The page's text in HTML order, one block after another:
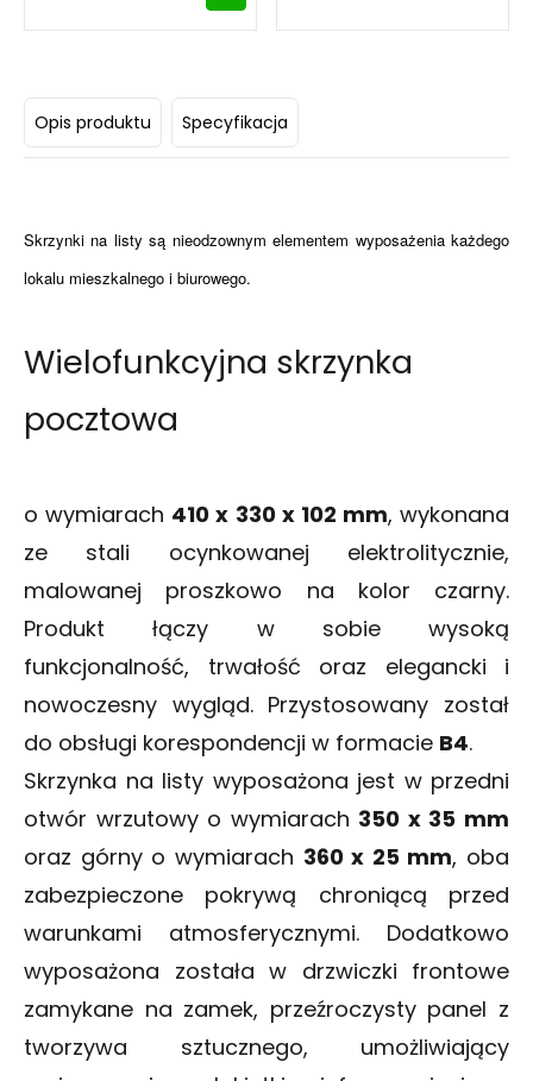
Opis produktu Specyfikacja
Skrzynki na listy są nieodzownym elementem wyposażenia każdego
lokalu mieszkalnego i biurowego.
Wielofunkcyjna skrzynka
pocztowa
o wymiarach 410 x 330 x 102 mm, wykonana
ze stali ocynkowanej elektrolitycznie,
malowanej proszkowo na kolor czarny.
Produkt łączy w sobie wysoką
funkcjonalność, trwałość oraz elegancki i
nowoczesny wygląd. Przystosowany został
do obsługi korespondencji w formacie B4.
Skrzynka na listy wyposażona jest w przedni
otwór wrzutowy o wymiarach 350 x 35 mm
oraz górny o wymiarach 360 x 25 mm, oba
zabezpieczone pokrywą chroniącą przed
warunkami atmosferycznymi. Dodatkowo
wyposażona została w drzwiczki frontowe
zamykane na zamek, przeźroczysty panel z
tworzywa sztucznego, umożliwiający